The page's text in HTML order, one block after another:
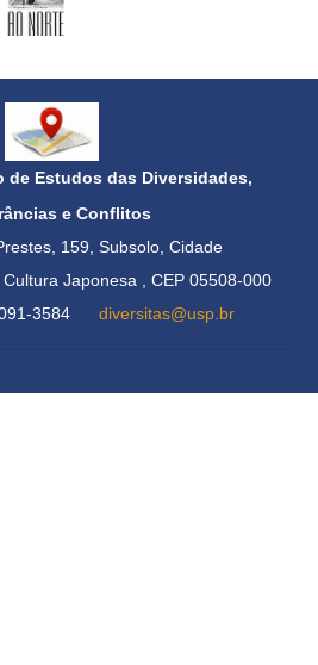
de Estudos das Diversidades,
e Conflitos
159, Subsolo, Cidade
Japonesa , CEP 05508-000
3584 diversitas@usp.br